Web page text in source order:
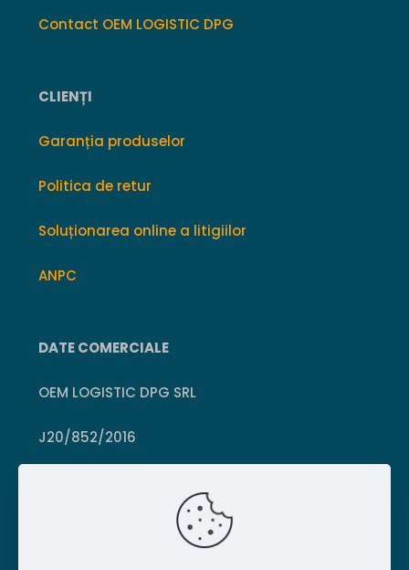
Contact OEM LOGISTIC DPG
CLIENȚI
Garanția produselor
Politica de retur
Soluționarea online a litigiilor
ANPC
DATE COMERCIALE
OEM LOGISTIC DPG SRL
J20/852/2016
Crișcior, Hunedoara